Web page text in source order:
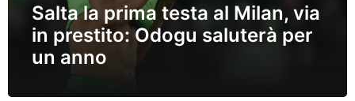
Salta la prima testa al Milan, via
in prestito: Odogu saluterà per
un anno